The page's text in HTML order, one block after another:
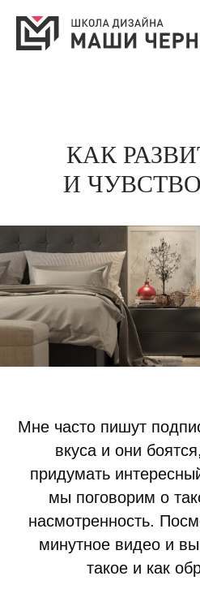
КАК
И
Мне часто пишут
вкуса и они
придумать
мы поговорим о
насмотренность.
минутное видео и вы
такое и как